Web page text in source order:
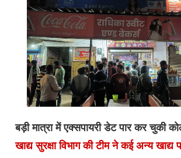
बड़ी मात्रा में एक्सपायरी डेट पार कर चुकी
खाद्य सुरक्षा विभाग की टीम ने कई अन्य खाद्य